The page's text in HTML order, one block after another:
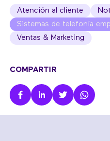
Atención al cliente
Sistemas de telefonía
Ventas & Marketing
COMPARTIR